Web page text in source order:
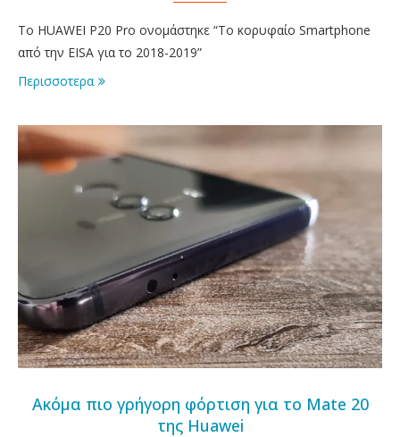
Το HUAWEI P20 Pro ονομάστηκε “Το κορυφαίο Smartphone
από την EISA για το 2018-2019”
Περισσοτερα
Ακόμα πιο γρήγορη φόρτιση για το Mate 20
της Huawei